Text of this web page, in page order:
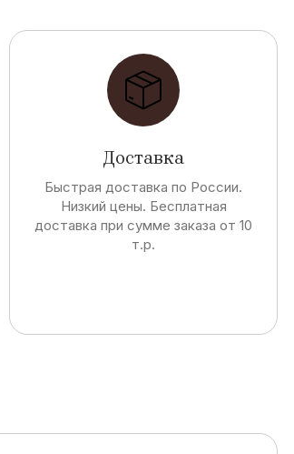
Доставка
Быстрая доставка по России.
Низкий цены. Бесплатная
доставка при сумме заказа от 10
т.р.